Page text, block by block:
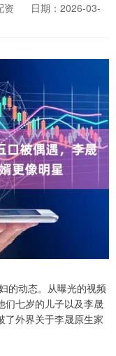
资
日期：2026-03-
的动态。从曝光的视频
们七岁的儿子以及李晟
了外界关于李晟原生家